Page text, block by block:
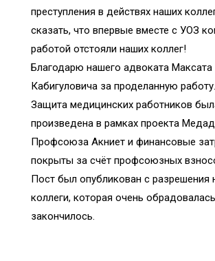
преступления в действях наших
сказать, что впервые вместе с УОЗ
работой отстояли наших коллег!
Благодарю нашего адвоката Максата
Кабигуловича за проделанную работу.
Защита медицинских работников
произведена в рамках проекта
Профсоюза Акниет и финансовые
покрыты за счёт профсоюзных
Пост был опубликован с разрешения
коллеги, которая очень
закончилось.